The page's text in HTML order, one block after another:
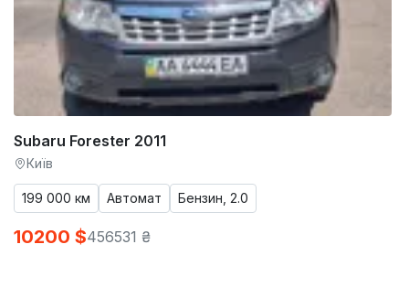
Subaru Forester 2011
Київ
199 000 км Автомат Бензин, 2.0
10200 $456531 ₴